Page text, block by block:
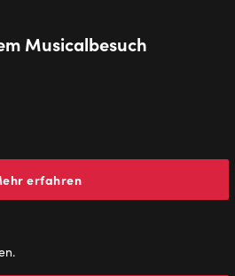
Musicalbesuch
erfahren